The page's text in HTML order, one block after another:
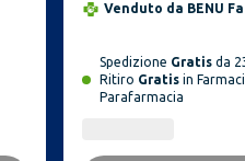
Venduto da BENU
Spedizione Gratis da
Ritiro Gratis in
Parafarmacia